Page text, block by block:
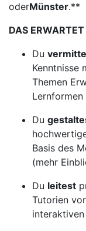
oderMünster.**
DAS
Du
Kenntnisse
Themen
Lernformen
Du
Basis des
(mehr
Du leitest
Tutorien